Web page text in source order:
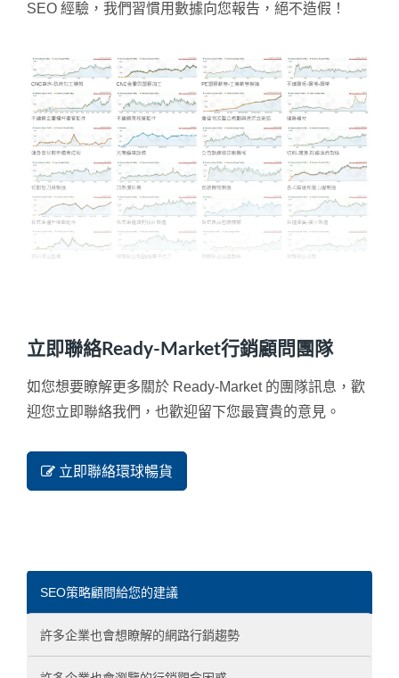
SEO 經驗，我們習慣用數據向您報告，絕不造假！
立即聯絡Ready-Market行銷顧問團隊
如您想要瞭解更多關於 Ready-Market 的團隊訊息，歡
迎您立即聯絡我們，也歡迎留下您最寶貴的意見。
立即聯絡環球暢貨
SEO策略顧問給您的建議
許多企業也會想瞭解的網路行銷趨勢